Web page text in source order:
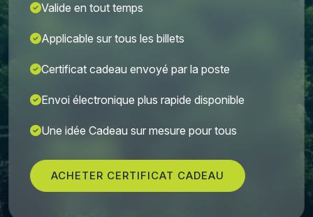
Valide en tout temps
Applicable sur tous les billets
Certificat cadeau envoyé par la poste
Envoi électronique plus rapide disponible
Une idée Cadeau sur mesure pour tous
ACHETER CERTIFICAT CADEAU